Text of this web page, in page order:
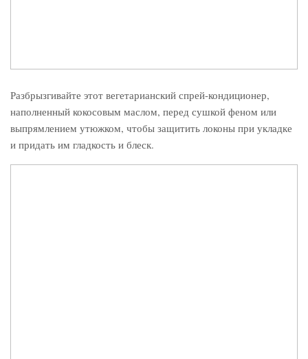
Разбрызгивайте этот вегетарианский спрей-кондиционер,
наполненный кокосовым маслом, перед сушкой феном или
выпрямлением утюжком, чтобы защитить локоны при укладке
и придать им гладкость и блеск.